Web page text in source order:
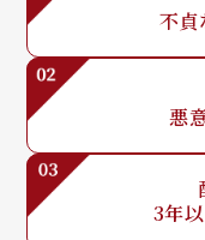
不貞
悪
3年